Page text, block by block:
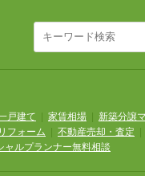
戸建て 家賃相場
新築分譲
フォーム 不動産売却・査定
ャルプランナー無料相談